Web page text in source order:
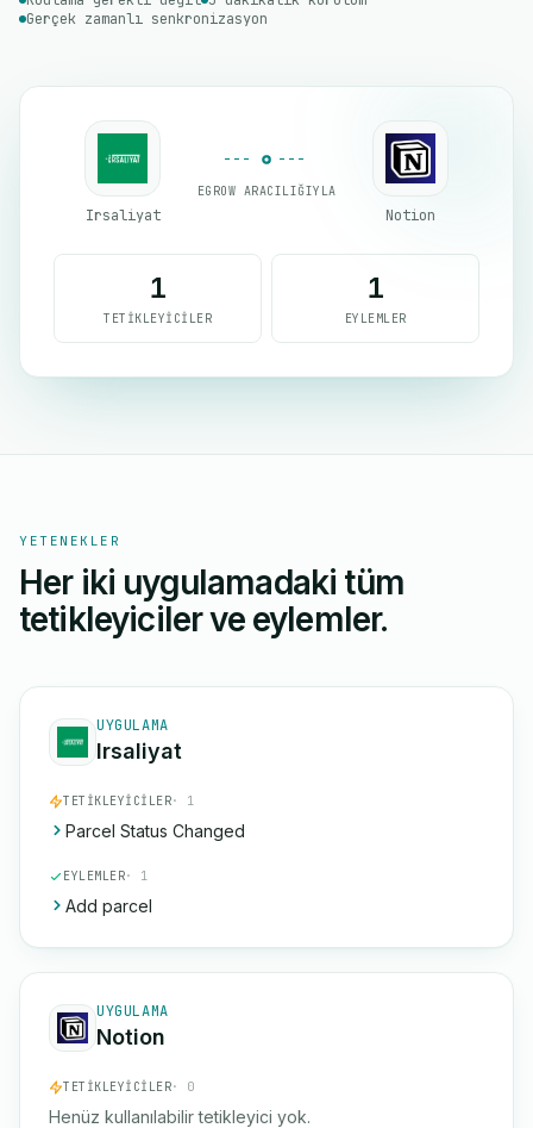
Gerçek zamanlı senkronizasyon
Irsaliyat
EGROW ARACILIĞIYLA
Notion
1
TETIKLEYICILER
1
EYLEMLER
YETENEKLER
Her iki uygulamadaki tüm
tetikleyiciler ve eylemler.
UYGULAMA
Irsaliyat
TETIKLEYICILER· 1
Parcel Status Changed
EYLEMLER· 1
Add parcel
UYGULAMA
Notion
TETIKLEYICILER· 0
Henüz kullanılabilir tetikleyici yok.